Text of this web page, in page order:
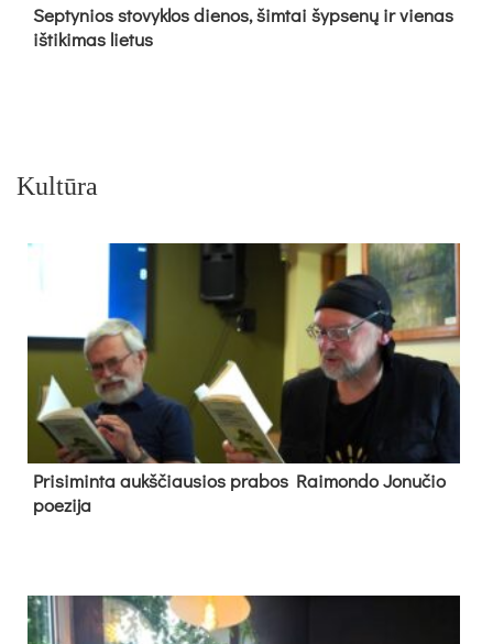
Sep­ty­nios sto­vyk­los die­nos, šim­tai šyp­se­nų ir vie­nas
iš­ti­ki­mas lie­tus
Kultūra
Pri­si­min­ta aukš­čiau­sios pra­bos Rai­mon­do Jo­nu­čio
poe­zi­ja